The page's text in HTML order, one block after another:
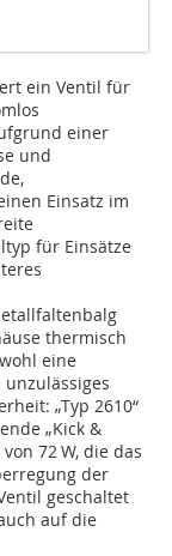
ein Ventil für
einer
und
Einsatz im
für Einsätze
thermisch
eine
„Typ 2610“
„Kick &
72 W, die das
der
geschaltet
auf die